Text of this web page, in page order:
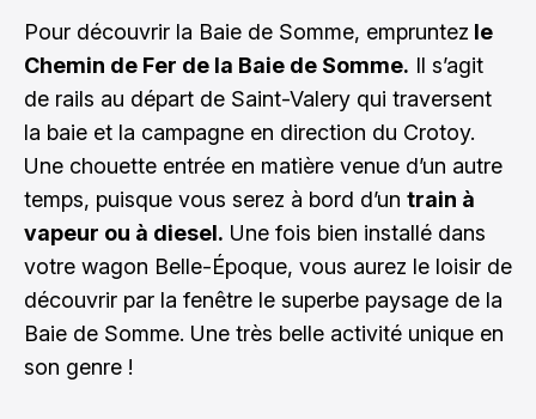
Pour découvrir la Baie de Somme, empruntez le
Chemin de Fer de la Baie de Somme. Il s’agit
de rails au départ de Saint-Valery qui traversent
la baie et la campagne en direction du Crotoy.
Une chouette entrée en matière venue d’un autre
temps, puisque vous serez à bord d’un train à
vapeur ou à diesel. Une fois bien installé dans
votre wagon Belle-Époque, vous aurez le loisir de
découvrir par la fenêtre le superbe paysage de la
Baie de Somme. Une très belle activité unique en
son genre !